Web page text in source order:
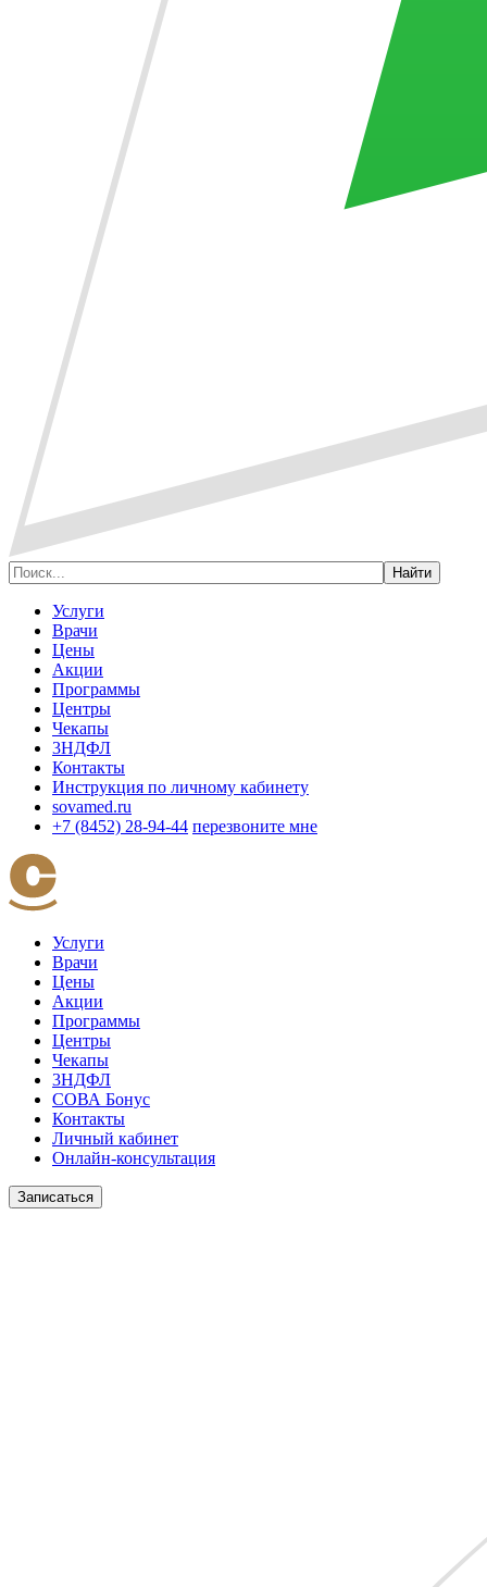
Услуги
Врачи
Цены
Акции
Программы
Центры
Чекапы
3НДФЛ
Контакты
Инструкция по личному кабинету
sovamed.ru
+7 (8452) 28-94-44 перезвоните мне
Услуги
Врачи
Цены
Акции
Программы
Центры
Чекапы
3НДФЛ
СОВА Бонус
Контакты
Личный кабинет
Онлайн-консультация
Записаться